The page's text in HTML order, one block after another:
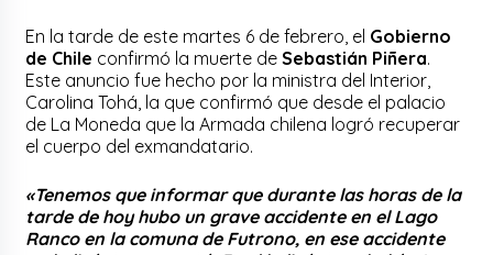
En la tarde de este martes 6 de febrero, el Gobierno
de Chile confirmó la muerte de Sebastián Piñera.
Este anuncio fue hecho por la ministra del Interior,
Carolina Tohá, la que confirmó que desde el palacio
de La Moneda que la Armada chilena logró recuperar
el cuerpo del exmandatario.
«Tenemos que informar que durante las horas de la
tarde de hoy hubo un grave accidente en el Lago
Ranco en la comuna de Futrono, en ese accidente